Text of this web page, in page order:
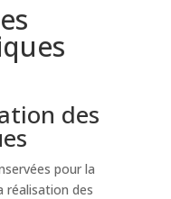
des
pour la
réalisation des